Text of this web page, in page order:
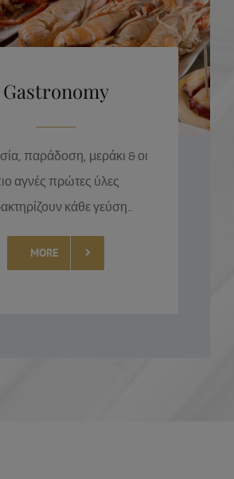
Gastronomy
παράδοση, μεράκι & οι
αγνές πρώτες ύλες
κάθε γεύση..
MORE